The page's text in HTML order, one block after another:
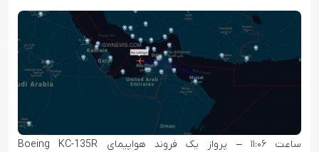
ساعت ۱۱:۰۶ – پرواز یک فروند هواپیمای Boeing KC-135R